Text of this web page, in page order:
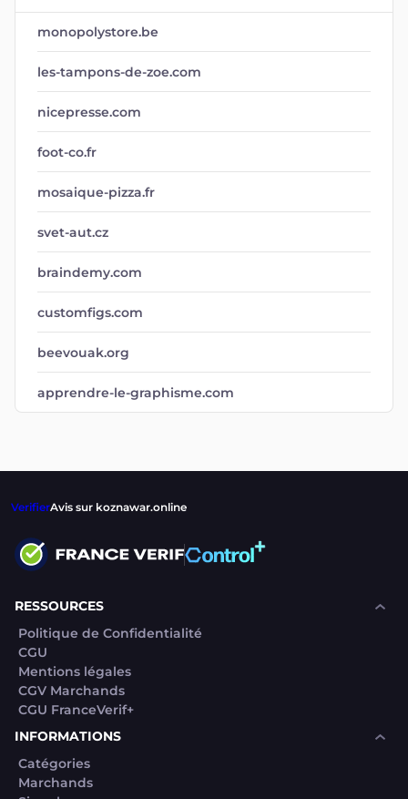
monopolystore.be
les-tampons-de-zoe.com
nicepresse.com
foot-co.fr
mosaique-pizza.fr
svet-aut.cz
braindemy.com
customfigs.com
beevouak.org
apprendre-le-graphisme.com
VerifierAvis sur koznawar.online
RESSOURCES
Politique de Confidentialité
CGU
Mentions légales
CGV Marchands
CGU FranceVerif+
INFORMATIONS
Catégories
Marchands